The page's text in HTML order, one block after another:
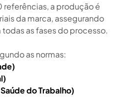
a produção é
da marca, assegurando
as fases do processo.
as normas:
do Trabalho)